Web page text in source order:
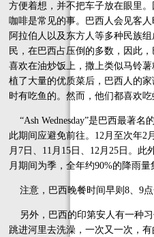
方便着想，并不把车子放在眼里
咖啡是常见的事。巴西人会见客
阿拉伯人以及东方人等多种民族
民，在巴西占压倒的多数，因此
喜欢在油炒饭上，撒上类似马铃
植了大量的优质菜后，巴西人的
时有吃鱼的。然而，他们都喜欢
“Ash Wednesday”是巴西最著
此期间应避免前往。12月至次年2
月7日、11月15日、12月25日。
月期间为季，全年约90%的降雨量
注意，巴西晚餐时间早则8、9
另外，巴西的印第安人有一种习
跳进河里去洗澡，一次又一次，